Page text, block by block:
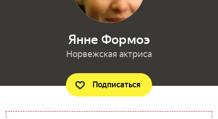
Янне Формоэ
Норвежская актриса
Подписаться